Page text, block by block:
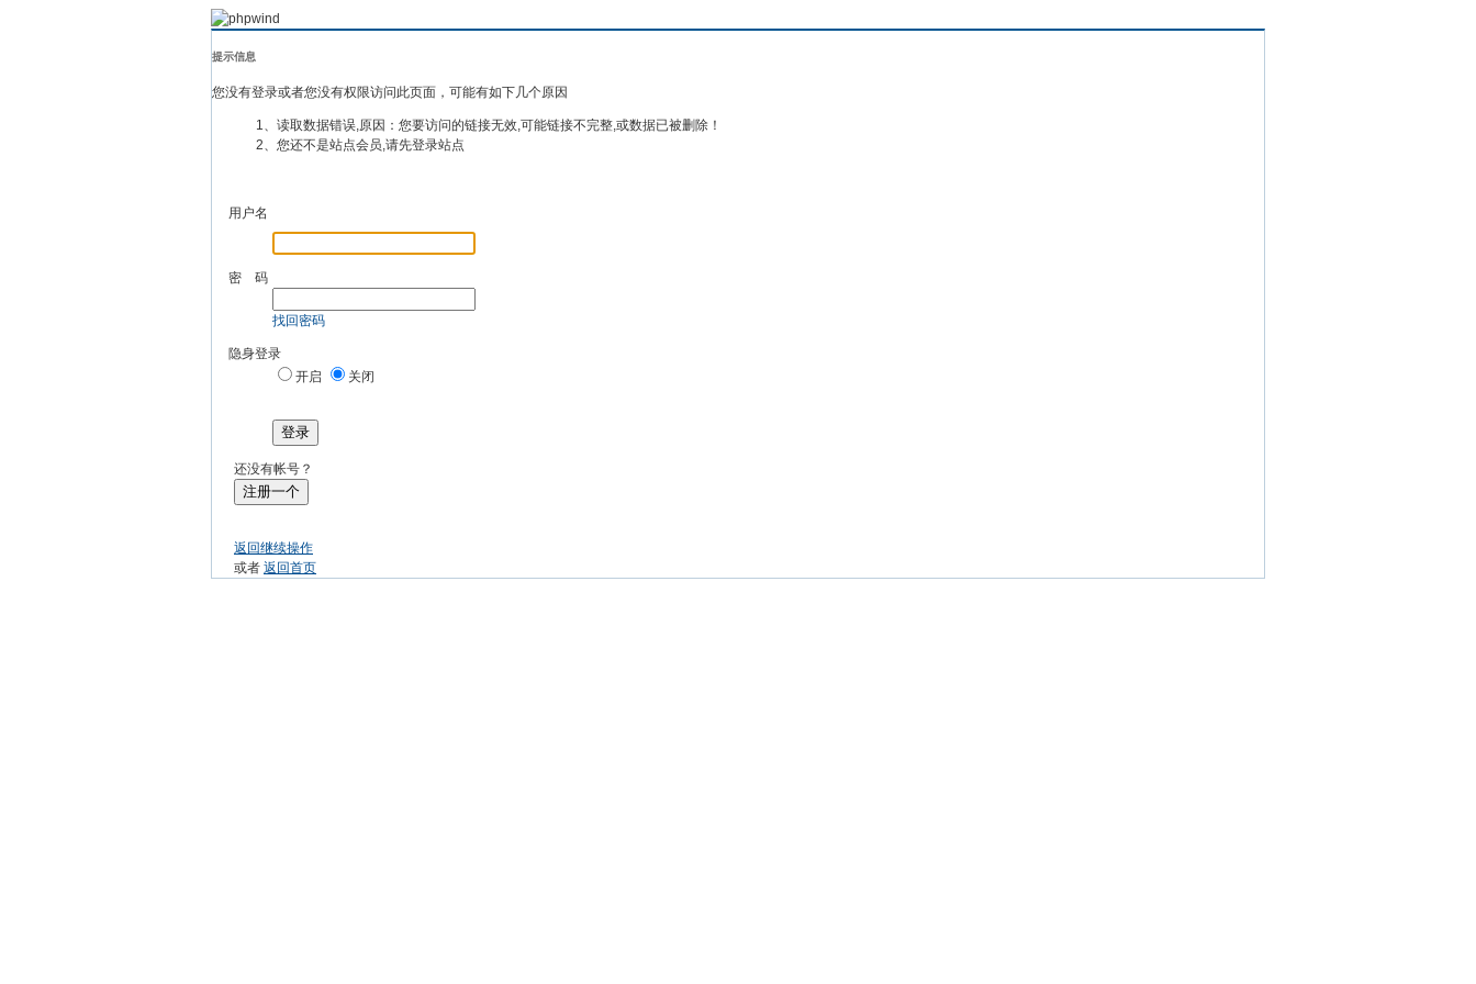
提示信息
您没有登录或者您没有权限访问此页面，可能有如下几个原因
1、读取数据错误,原因：您要访问的链接无效,可能链接不完整,或数据已被删除！
2、您还不是站点会员,请先登录站点
用户名
密 码
找回密码
隐身登录
开启
关闭
登录
还没有帐号？
注册一个
返回继续操作
或者 返回首页